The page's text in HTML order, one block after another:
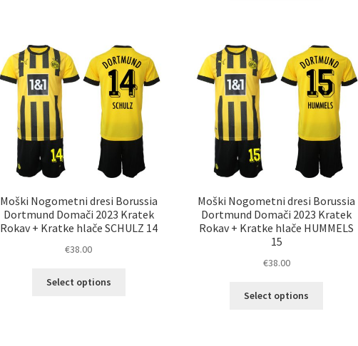
Možnosti
lahko
izberete
na
strani
izdelka
Možnosti
lahko
izberete
na
strani
izdelka
Moški Nogometni dresi Borussia
Dortmund Domači 2023 Kratek
Rokav + Kratke hlače SCHULZ 14
€38.00
Select options
Moški Nogometni dresi Borussia
Dortmund Domači 2023 Kratek
Rokav + Kratke hlače HUMMELS
15
€38.00
Select options